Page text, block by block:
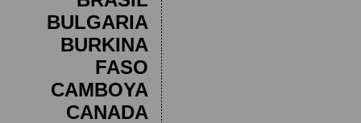
BULGARIA
BURKINA
FASO
CAMBOYA
CANADA